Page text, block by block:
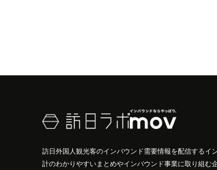
訪日外国人観光客のインバウンド需要情報を配信する
計のわかりやすいまとめやインバウンド事業に取り組む